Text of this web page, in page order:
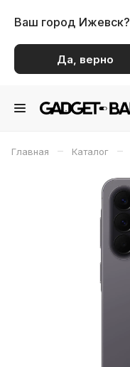
Ваш город Ижевск?
Да, верно
Главная – Каталог –